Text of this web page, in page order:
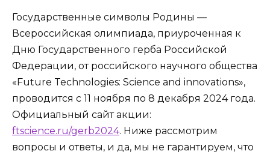
Государственные символы Родины —
Всероссийская олимпиада, приуроченная к
Дню Государственного герба Российской
Федерации, от российского научного общества
«Future Technologies: Science and innovations»,
проводится с 11 ноября по 8 декабря 2024 года.
Официальный сайт акции:
ftscience.ru/gerb2024. Ниже рассмотрим
вопросы и ответы, и да, мы не гарантируем, что